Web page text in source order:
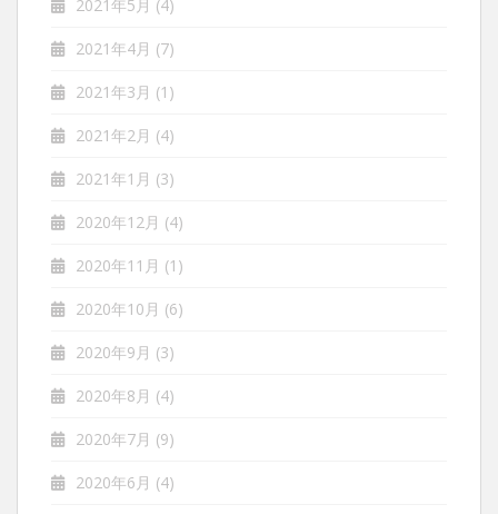
2021年5月 (4)
2021年4月 (7)
2021年3月 (1)
2021年2月 (4)
2021年1月 (3)
2020年12月 (4)
2020年11月 (1)
2020年10月 (6)
2020年9月 (3)
2020年8月 (4)
2020年7月 (9)
2020年6月 (4)